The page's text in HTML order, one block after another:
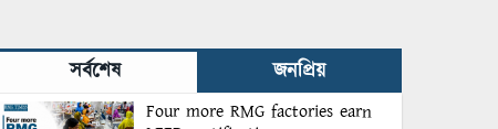
Matters More Than
Recruitment
সর্বশেষ জনপ্রিয়
Four more RMG factories earn